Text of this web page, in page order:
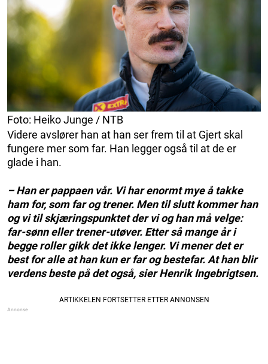
Foto: Heiko Junge / NTB
Videre avslører han at han ser frem til at Gjert skal
fungere mer som far. Han legger også til at de er
glade i han.
– Han er pappaen vår. Vi har enormt mye å takke
ham for, som far og trener. Men til slutt kommer han
og vi til skjæringspunktet der vi og han må velge:
far-sønn eller trener-utøver. Etter så mange år i
begge roller gikk det ikke lenger. Vi mener det er
best for alle at han kun er far og bestefar. At han blir
verdens beste på det også, sier Henrik Ingebrigtsen.